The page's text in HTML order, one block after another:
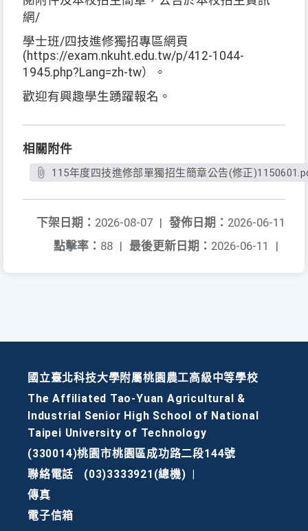
網/
學士班/四技進修獨招專區網頁
(https://exam.nkuht.edu.tw/p/412-1044-
1945.php?Lang=zh-tw）。
歡迎有興趣學生踴躍報名。
相關附件
115年度四技進修部單獨招生簡章公告(修正
發佈日期： 2026-06-11
下架日期： 2026-08-07 |
最後更新日期： 2026-06-11 |
點擊率： 88 |
國立臺北科技大學附屬桃園農工高級中等學校
The Affiliated Tao-Yuan Agricultural &
Industrial Senior High School of National
Taipei University of Technology
(330014)桃園市桃園區成功路二段144號
聯絡電話
(03)3333921(總機)
傳真
電子信箱